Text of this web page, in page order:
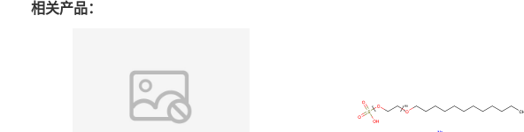
相关产品：